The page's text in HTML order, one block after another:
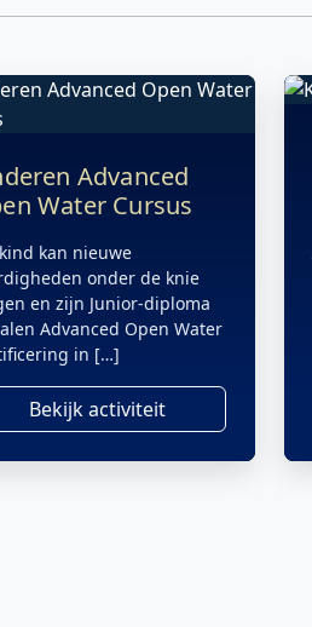
Advanced
Water Cursus
kan nieuwe
onder de knie
en zijn Junior-diploma
Advanced Open Water
in […]
Bekijk activiteit